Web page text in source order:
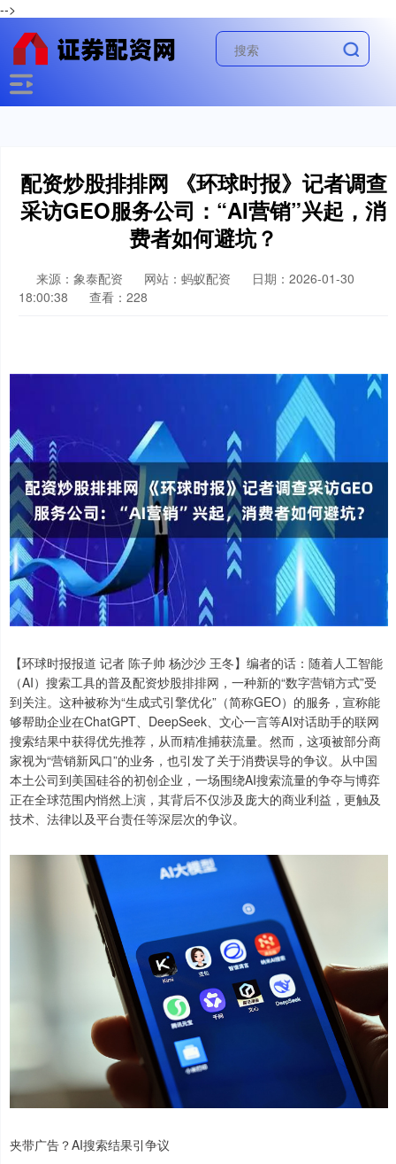
-->
配资炒股排排网 《环球时报》记者调查
采访GEO服务公司：“AI营销”兴起，消
费者如何避坑？
来源：象泰配资 网站：蚂蚁配资
日期：2026-01-30
18:00:38
查看：228
【环球时报报道 记者 陈子帅 杨沙沙 王冬】编者的话：随着人工智能
（AI）搜索工具的普及配资炒股排排网，一种新的“数字营销方式”受
到关注。这种被称为“生成式引擎优化”（简称GEO）的服务，宣称能
够帮助企业在ChatGPT、DeepSeek、文心一言等AI对话助手的联网
搜索结果中获得优先推荐，从而精准捕获流量。然而，这项被部分商
家视为“营销新风口”的业务，也引发了关于消费误导的争议。从中国
本土公司到美国硅谷的初创企业，一场围绕AI搜索流量的争夺与博弈
正在全球范围内悄然上演，其背后不仅涉及庞大的商业利益，更触及
技术、法律以及平台责任等深层次的争议。
夹带广告？AI搜索结果引争议